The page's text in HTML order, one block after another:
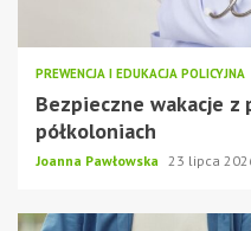
PREWENCJA I EDUKACJA POLICYJNA
Bezpieczne wakacje z
półkoloniach
Joanna Pawłowska 23 lipca